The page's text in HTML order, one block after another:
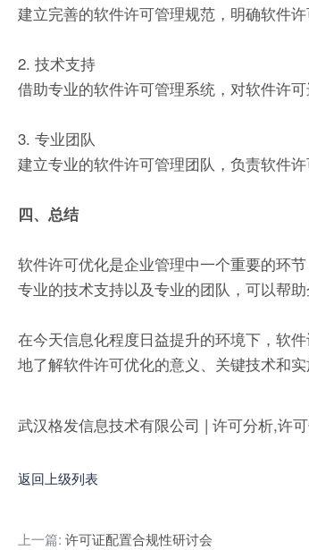
建立完善的软件许可管理规范，明确软件
2. 技术支持
借助专业的软件许可管理系统，对软件许可
3. 专业团队
建立专业的软件许可管理团队，负责软件许
四、总结
软件许可优化是企业管理中一个重要的环
专业的技术支持以及专业的团队，可以帮
在今天信息化程度日益提升的环境下，软
地了解软件许可优化的意义、关键技术和
武汉格发信息技术有限公司 | 许可分析,许
返回上级列表
上一篇: 许可证配置合规性研讨会